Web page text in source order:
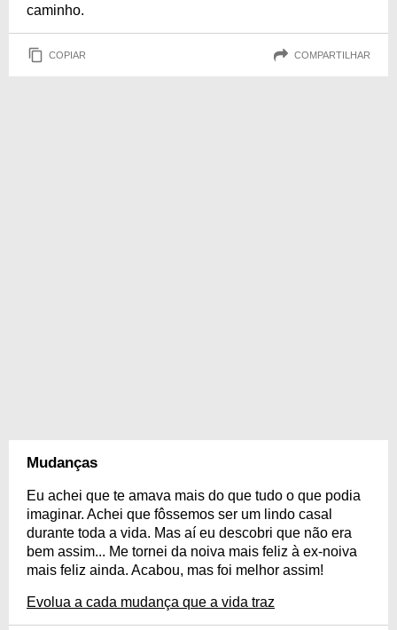
caminho.
COPIAR COMPARTILHAR
Mudanças
Eu achei que te amava mais do que tudo o que podia
imaginar. Achei que fôssemos ser um lindo casal
durante toda a vida. Mas aí eu descobri que não era
bem assim... Me tornei da noiva mais feliz à ex-noiva
mais feliz ainda. Acabou, mas foi melhor assim!
Evolua a cada mudança que a vida traz